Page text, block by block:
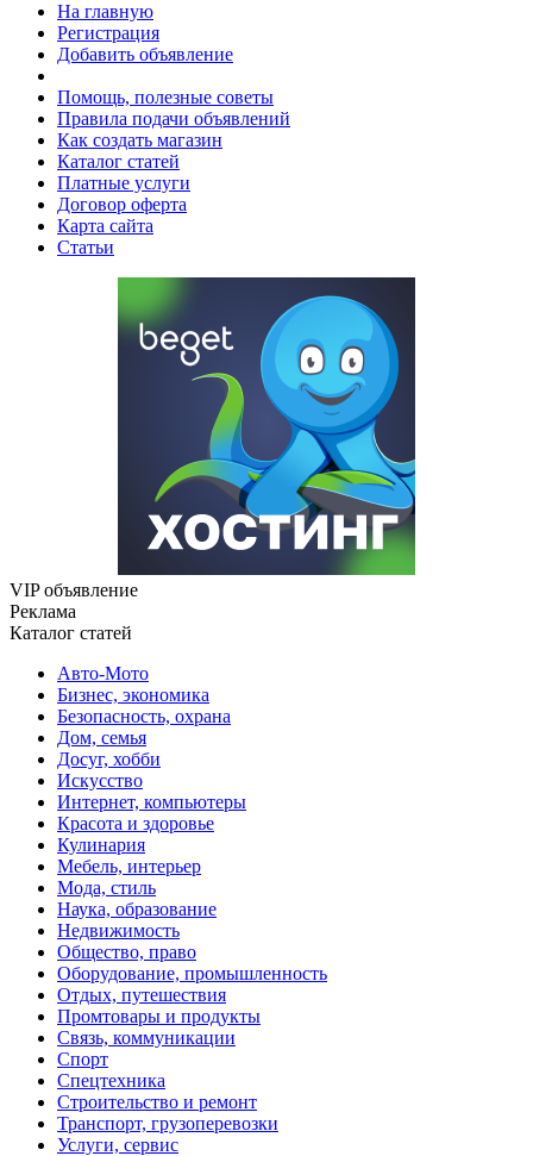
На главную
Регистрация
Добавить объявление
Помощь, полезные советы
Правила подачи объявлений
Как создать магазин
Каталог статей
Платные услуги
Договор оферта
Карта сайта
Статьи
VIP объявление
Реклама
Каталог статей
Авто-Мото
Бизнес, экономика
Безопасность, охрана
Дом, семья
Досуг, хобби
Искусство
Интернет, компьютеры
Красота и здоровье
Кулинария
Мебель, интерьер
Мода, стиль
Наука, образование
Недвижимость
Общество, право
Оборудование, промышленность
Отдых, путешествия
Промтовары и продукты
Связь, коммуникации
Спорт
Спецтехника
Строительство и ремонт
Транспорт, грузоперевозки
Услуги, сервис